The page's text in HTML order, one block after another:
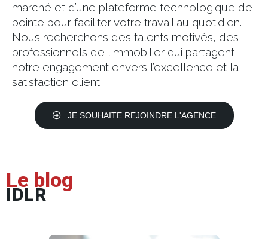
marché et d’une plateforme technologique de
pointe pour faciliter votre travail au quotidien.
Nous recherchons des talents motivés, des
professionnels de l’immobilier qui partagent
notre engagement envers l’excellence et la
satisfaction client.
JE SOUHAITE REJOINDRE L'AGENCE
Le blog
IDLR